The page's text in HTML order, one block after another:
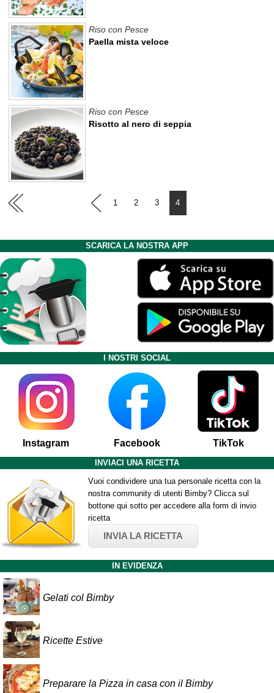
Paella mista veloce
Riso con Pesce
Risotto al nero di seppia
Riso con Pesce
1 2 3 4
SCARICA LA NOSTRA APP
I NOSTRI SOCIAL
Instagram Facebook TikTok
INVIACI UNA RICETTA
Vuoi condividere una tua personale ricetta con la
nostra community di utenti Bimby? Clicca sul
bottone qui sotto per accedere alla form di invio
ricetta
INVIA LA RICETTA
IN EVIDENZA
Gelati col Bimby
Ricette Estive
Preparare la Pizza in casa con il Bimby